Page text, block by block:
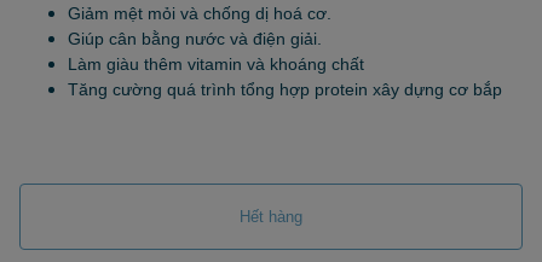
Giảm mệt mỏi và chống dị hoá cơ.
Giúp cân bằng nước và điện giải.
Làm giàu thêm vitamin và khoáng chất
Tăng cường quá trình tổng hợp protein xây dựng cơ bắp
Hết hàng